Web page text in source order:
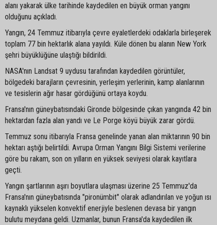
alanı yakarak ülke tarihinde kaydedilen en büyük orman yangını
olduğunu açıkladı.
Yangın, 24 Temmuz itibarıyla çevre eyaletlerdeki odaklarla birleşerek
toplam 77 bin hektarlık alana yayıldı. Küle dönen bu alanın New York
şehri büyüklüğüne ulaştığı bildirildi.
NASA'nın Landsat 9 uydusu tarafından kaydedilen görüntüler,
bölgedeki barajların çevresinin, yerleşim yerlerinin, kamp alanlarının
ve tesislerin ağır hasar gördüğünü ortaya koydu.
Fransa'nın güneybatısındaki Gironde bölgesinde çıkan yangında 42 bin
hektardan fazla alan yandı ve Le Porge köyü büyük zarar gördü.
Temmuz sonu itibarıyla Fransa genelinde yanan alan miktarının 90 bin
hektarı aştığı belirtildi. Avrupa Orman Yangını Bilgi Sistemi verilerine
göre bu rakam, son on yılların en yüksek seviyesi olarak kayıtlara
geçti.
Yangın şartlarının aşırı boyutlara ulaşması üzerine 25 Temmuz'da
Fransa'nın güneybatısında "pironümbit" olarak adlandırılan ve yoğun ısı
kaynaklı yükselen konvektif enerjiyle beslenen devasa bir yangın
bulutu meydana geldi. Uzmanlar, bunun Fransa'da kaydedilen ilk